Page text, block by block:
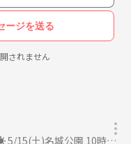
ートいたします😌
と思います。
ージを送る
されません
時00分～12時00分 7名参加確定に参加